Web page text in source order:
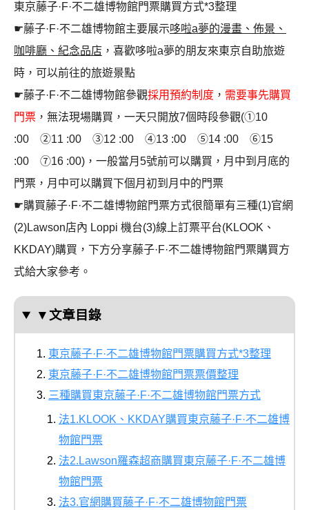
東京藤子·F·不二雄博物館門票購買方式*3整理
☛藤子·F·不二雄博物館主要展示哆啦a夢的漫畫、佈景、
咖啡廳、紀念品店 ，喜歡哆啦a夢的朋友來東京自助旅遊
時，可以前往的旅遊景點
☛藤子·F·不二雄博物館參觀採用預約制度 ， 需要事先購買
門票 ，無法現場購買，一天只開放7個時段參觀(①10
:00 ②11 :00 ③12 :00 ④13 :00 ⑤14 :00 ⑥15
:00 ⑦16 :00)，一般當月5號前可以購買，月中到月底的
門票，月中可以購買下個月初到月中的門票
☛購買藤子·F·不二雄博物館門票方式很簡單有三種(1)官網
(2)Lawson店內 Loppi 機台(3)線上訂票平台(KLOOK、
KKDAY)購買，下方分享藤子·F·不二雄博物館門票購買方
式給大家參考。
▼文章目錄
東京藤子·F·不二雄博物館門票購買方式*3整理
東京藤子·F·不二雄博物館門票票價整理
三種購買東京藤子·F·不二雄博物館門票方式
法1.KLOOK、KKDAY購買東京藤子·F·不二雄博
物館門票
法2.Lawson羅森超商購買東京藤子·F·不二雄博
物館門票
法3.官網購買藤子·F·不二雄博物館門票